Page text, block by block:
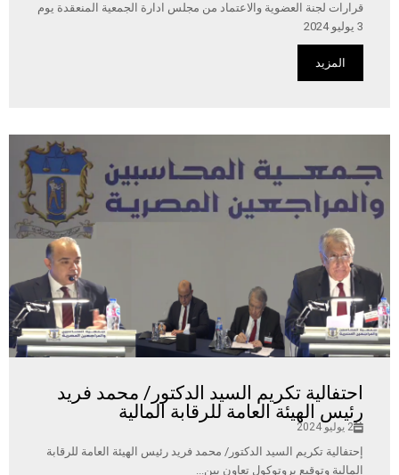
قرارات لجنة العضوية والاعتماد من مجلس ادارة الجمعية المنعقدة يوم
3 يوليو 2024
المزيد
احتفالية تكريم السيد الدكتور/ محمد فريد
رئيس الهيئة العامة للرقابة المالية
2 يوليو 2024
إحتفالية تكريم السيد الدكتور/ محمد فريد رئيس الهيئة العامة للرقابة
المالية وتوقيع بروتوكول تعاون بين...